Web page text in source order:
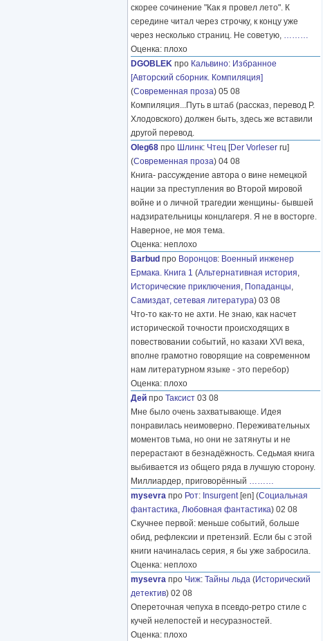
скорее сочинение "Как я провел лето". К
середине читал через строчку, к концу уже
через несколько страниц. Не советую, ………
Оценка: плохо
DGOBLEK про Кальвино: Избранное
[Авторский сборник. Компиляция]
(Современная проза) 05 08
Компиляция...Путь в штаб (рассказ, перевод Р.
Хлодовского) должен быть, здесь же вставили
другой перевод.
Oleg68 про Шлинк: Чтец [Der Vorleser ru]
(Современная проза) 04 08
Книга- рассуждение автора о вине немецкой
нации за преступления во Второй мировой
войне и о личной трагедии женщины- бывшей
надзирательницы концлагеря. Я не в восторге.
Наверное, не моя тема.
Оценка: неплохо
Barbud про Воронцов: Военный инженер
Ермака. Книга 1 (Альтернативная история,
Исторические приключения, Попаданцы,
Самиздат, сетевая литература) 03 08
Что-то как-то не ахти. Не знаю, как насчет
исторической точности происходящих в
повествовании событий, но казаки XVI века,
вполне грамотно говорящие на современном
нам литературном языке - это перебор)
Оценка: плохо
Дей про Таксист 03 08
Мне было очень захватывающе. Идея
понравилась неимоверно. Переживательных
моментов тьма, но они не затянуты и не
перерастают в безнадёжность. Седьмая книга
выбивается из общего ряда в лучшую сторону.
Миллиардер, приговорённый ………
mysevra про Рот: Insurgent[en] (Социальная
фантастика, Любовная фантастика) 02 08
Скучнее первой: меньше событий, больше
обид, рефлексии и претензий. Если бы с этой
книги начиналась серия, я бы уже забросила.
Оценка: неплохо
mysevra про Чиж: Тайны льда (Исторический
детектив) 02 08
Опереточная чепуха в псевдо-ретро стиле с
кучей нелепостей и несуразностей.
Оценка: плохо